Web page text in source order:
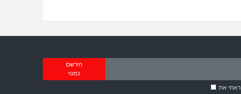
הירשם
כמנוי
את